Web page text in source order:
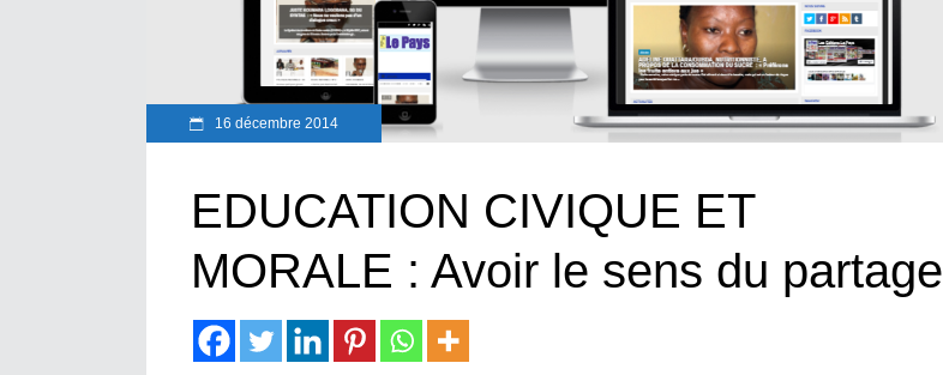
16 décembre 2014
EDUCATION CIVIQUE ET
MORALE : Avoir le sens du partage